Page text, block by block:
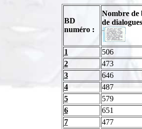
BD
numéro :
Nombre de
de
1 506
2
473
3
646
4
487
5
579
6
651
7
477